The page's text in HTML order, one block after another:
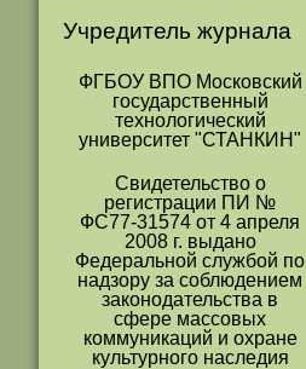
Учредитель журнала
ФГБОУ ВПО Московский
государственный
технологический
университет "СТАНКИН"
Свидетельство о
регистрации ПИ №
ФС77-31574 от 4 апреля
2008 г. выдано
Федеральной службой по
надзору за соблюдением
законодательства в
сфере массовых
коммуникаций и охране
культурного наследия